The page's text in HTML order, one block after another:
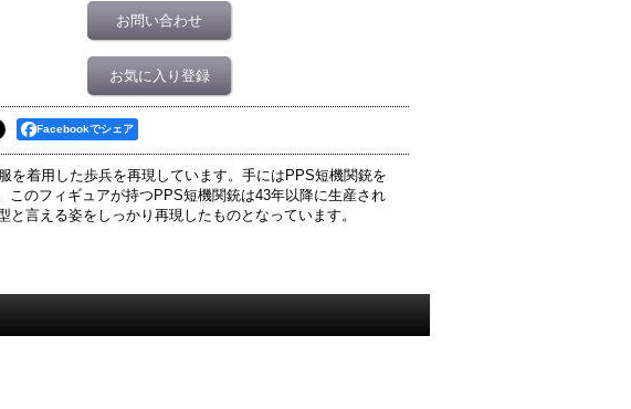
お問い合わせ
お気に入り登録
Facebookでシェア
を着用した歩兵を再現しています。手にはPPS短機関銃を
のフィギュアが持つPPS短機関銃は43年以降に生産され
言える姿をしっかり再現したものとなっています。